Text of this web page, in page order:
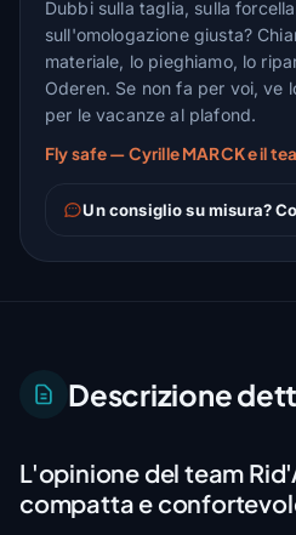
Dubbi sulla taglia, sulla
sull'omologazione giusta?
materiale, lo pieghiamo, lo
Oderen. Se non fa per voi, ve
per le vacanze al plafond.
Fly safe — Cyrille MARCK e il
Un consiglio su misura?
Descrizione
L'opinione del team
compatta e